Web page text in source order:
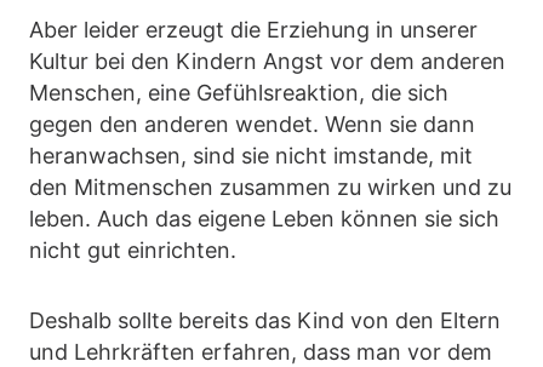
Aber leider erzeugt die Erziehung in unserer
Kultur bei den Kindern Angst vor dem anderen
Menschen, eine Gefühlsreaktion, die sich
gegen den anderen wendet. Wenn sie dann
heranwachsen, sind sie nicht imstande, mit
den Mitmenschen zusammen zu wirken und zu
leben. Auch das eigene Leben können sie sich
nicht gut einrichten.
Deshalb sollte bereits das Kind von den Eltern
und Lehrkräften erfahren, dass man vor dem